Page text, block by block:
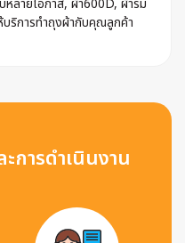
ริการทำถุงผ้ากับคุณลูกค้า
การดำเนินงาน